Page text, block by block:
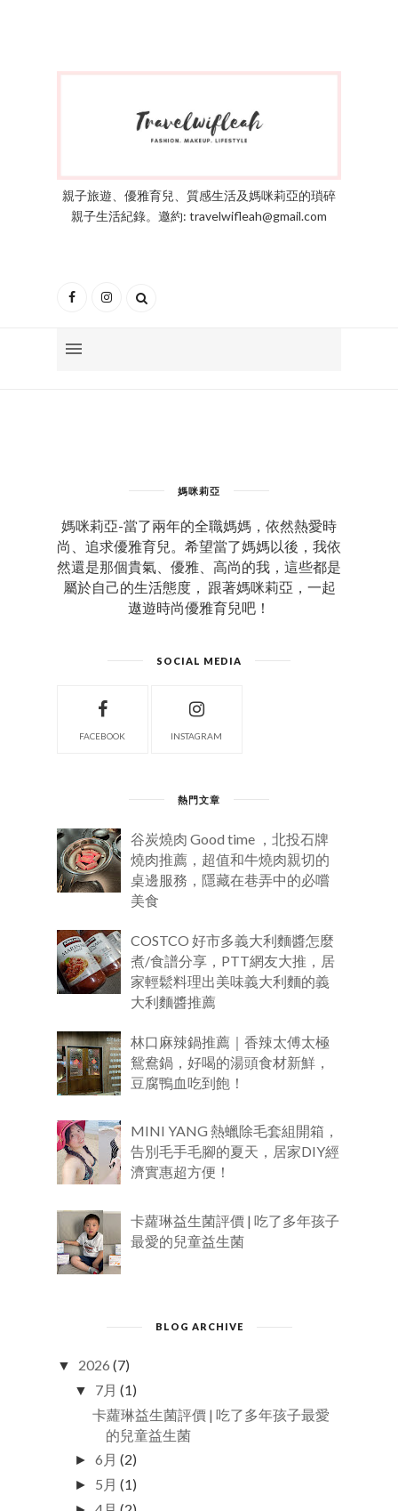
親子旅遊、優雅育兒、質感生活及媽咪莉亞的瑣碎
親子生活紀錄。邀約: travelwifleah@gmail.com
媽咪莉亞
媽咪莉亞-當了兩年的全職媽媽，依然熱愛時
尚、追求優雅育兒。希望當了媽媽以後，我依
然還是那個貴氣、優雅、高尚的我，這些都是
屬於自己的生活態度， 跟著媽咪莉亞，一起
遨遊時尚優雅育兒吧！
SOCIAL MEDIA
FACEBOOK INSTAGRAM
熱門文章
谷炭燒肉 Good time ，北投石牌
燒肉推薦，超值和牛燒肉親切的
桌邊服務，隱藏在巷弄中的必嚐
美食
COSTCO 好市多義大利麵醬怎麼
煮/食譜分享，PTT網友大推，居
家輕鬆料理出美味義大利麵的義
大利麵醬推薦
林口麻辣鍋推薦｜香辣太傅太極
鴛鴦鍋，好喝的湯頭食材新鮮，
豆腐鴨血吃到飽！
MINI YANG 熱蠟除毛套組開箱，
告別毛手毛腳的夏天，居家DIY經
濟實惠超方便！
卡蘿琳益生菌評價 | 吃了多年孩子
最愛的兒童益生菌
BLOG ARCHIVE
▼ 2026 (7)
▼ 7月 (1)
卡蘿琳益生菌評價 | 吃了多年孩子最愛
的兒童益生菌
►6月 (2)
► 5月 (1)